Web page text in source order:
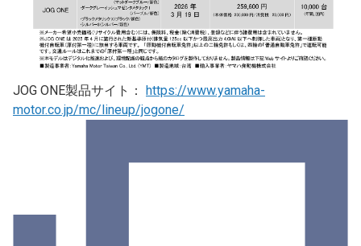
JOG ONE製品サイト：
https://www.yamaha-
motor.co.jp/mc/lineup/jogone/